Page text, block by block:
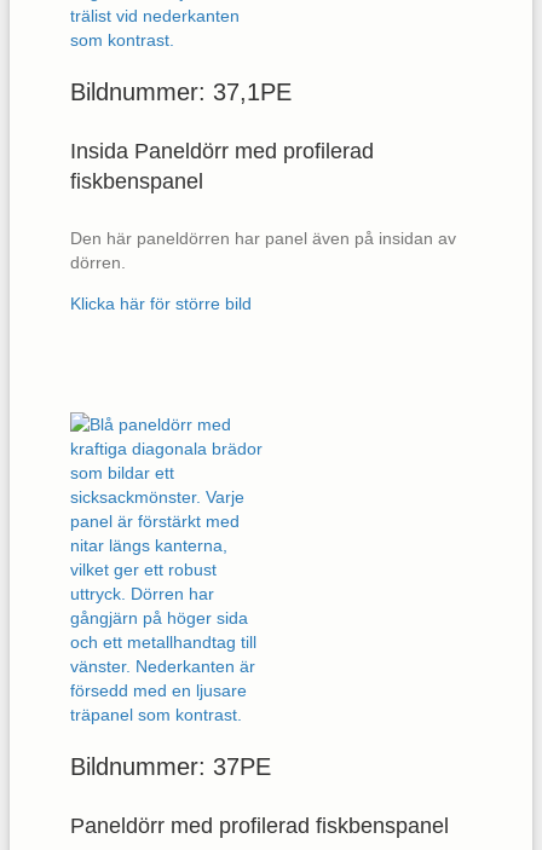
Bildnummer: 37,1PE
Insida Paneldörr med profilerad
fiskbenspanel
Den här paneldörren har panel även på insidan av
dörren.
Klicka här för större bild
Bildnummer: 37PE
Paneldörr med profilerad fiskbenspanel